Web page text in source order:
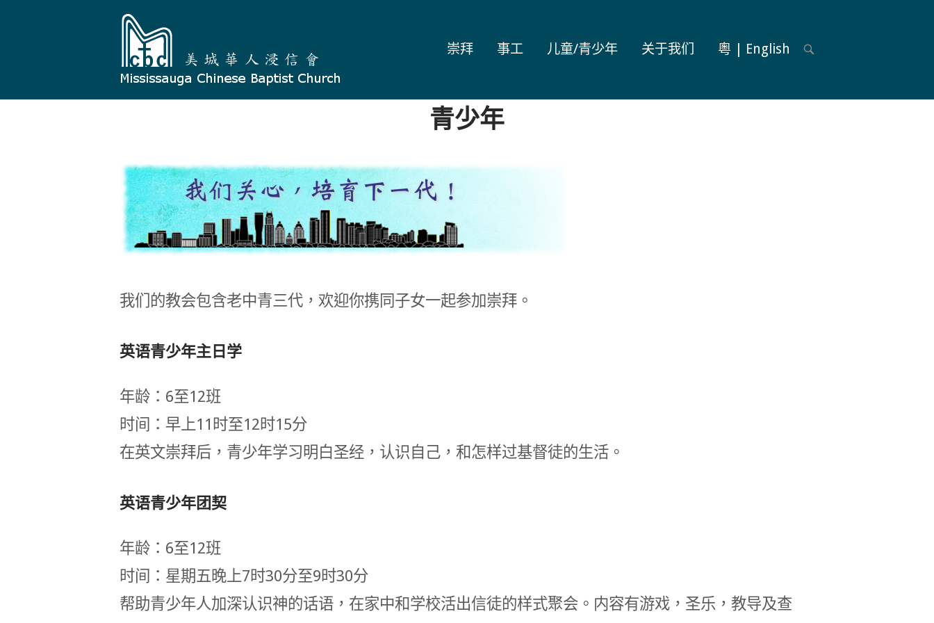
Home
崇拜 事工 儿童/青少年 关于我们 粵 | English
OPEN
SEARCH
青少年
我们的教会包含老中青三代，欢迎你携同子女一起参加崇拜。
英语青少年主日学
年龄：6至12班
时间：早上11时至12时15分
在英文崇拜后，青少年学习明白圣经，认识自己，和怎样过基督徒的生活。
英语青少年团契
年龄：6至12班
时间：星期五晚上7时30分至9时30分
帮助青少年人加深认识神的话语，在家中和学校活出信徒的样式聚会。内容有游戏，圣乐，教导及查